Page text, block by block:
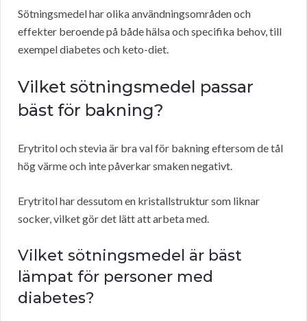
Sötningsmedel har olika användningsområden och
effekter beroende på både hälsa och specifika behov, till
exempel diabetes och keto-diet.
Vilket sötningsmedel passar
bäst för bakning?
Erytritol och stevia är bra val för bakning eftersom de tål
hög värme och inte påverkar smaken negativt.
Erytritol har dessutom en kristallstruktur som liknar
socker, vilket gör det lätt att arbeta med.
Vilket sötningsmedel är bäst
lämpat för personer med
diabetes?